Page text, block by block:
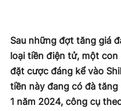
Sau những đợt tăng giá
loại tiền điện tử, một
đặt cược đáng kể vào
tiền này đang có đà tăng
1 năm 2024, công cụ